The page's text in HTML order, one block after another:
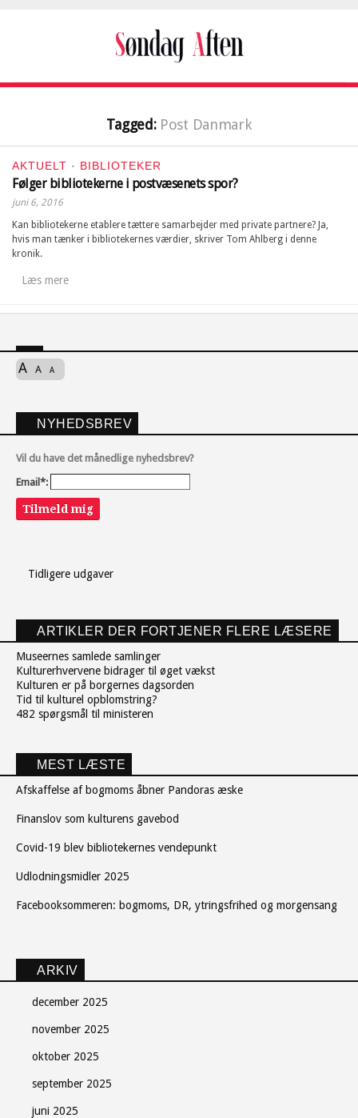
Tagged: Post Danmark
AKTUELT · BIBLIOTEKER
Følger bibliotekerne i postvæsenets spor?
juni 6, 2016
Kan bibliotekerne etablere tættere samarbejder med private partnere? Ja,
hvis man tænker i bibliotekernes værdier, skriver Tom Ahlberg i denne
kronik.
Læs mere
A A A
NYHEDSBREV
Vil du have det månedlige nyhedsbrev?
Email*:
Tilmeld mig
Tidligere udgaver
ARTIKLER DER FORTJENER FLERE LÆSERE
Museernes samlede samlinger
Kulturerhvervene bidrager til øget vækst
Kulturen er på borgernes dagsorden
Tid til kulturel opblomstring?
482 spørgsmål til ministeren
MEST LÆSTE
Afskaffelse af bogmoms åbner Pandoras æske
Finanslov som kulturens gavebod
Covid-19 blev bibliotekernes vendepunkt
Udlodningsmidler 2025
Facebooksommeren: bogmoms, DR, ytringsfrihed og morgensang
ARKIV
december 2025
november 2025
oktober 2025
september 2025
juni 2025